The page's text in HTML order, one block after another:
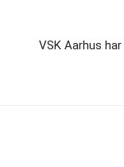
VSK Aarhus